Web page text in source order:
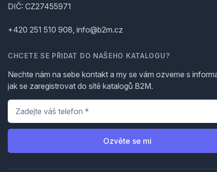
DIČ: CZ27455971
+420 251 510 908, info@b2m.cz
CHCETE SE PŘIDAT DO NAŠEHO KATALOGU?
Nechte nám na sebe kontakt a my se vám ozveme s
jak se zaregistrovat do sítě katalogů B2M.
Telefon
Ozvěte se mi